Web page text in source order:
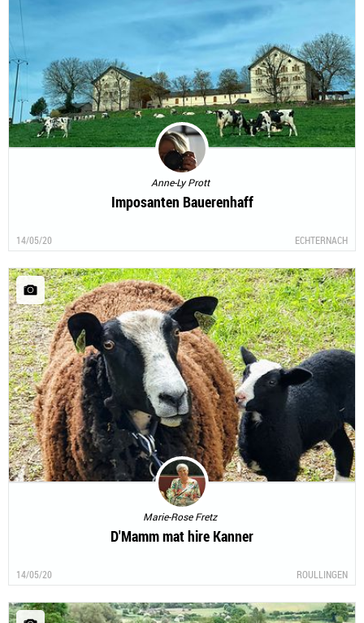
Anne-Ly Prott
Imposanten Bauerenhaff
14/05/20 ECHTERNACH
Marie-Rose Fretz
D'Mamm mat hire Kanner
14/05/20 ROULLINGEN